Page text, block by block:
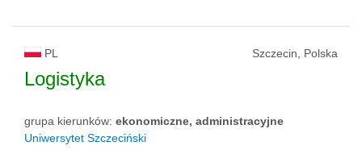
PL Szczecin, Polska
Logistyka
grupa kierunków: ekonomiczne, administracyjne
Uniwersytet Szczeciński